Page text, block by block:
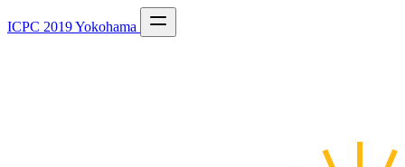
ICPC 2019 Yokohama